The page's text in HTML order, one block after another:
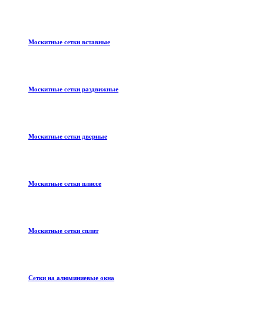
Москитные сетки вставные
Москитные сетки раздвижные
Москитные сетки дверные
Москитные сетки плиссе
Москитные сетки сплит
Сетки на алюминиевые окна